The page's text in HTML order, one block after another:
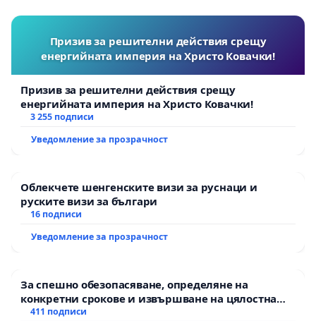
Призив за решителни действия срещу
енергийната империя на Христо Ковачки!
Призив за решителни действия срещу
енергийната империя на Христо Ковачки!
3 255 подписи
Уведомление за прозрачност
Облекчете шенгенските визи за руснаци и
руските визи за българи
16 подписи
Уведомление за прозрачност
За спешно обезопасяване, определяне на
конкретни срокове и извършване на цялостна
рехабилитация на републиканския път между
411 подписи